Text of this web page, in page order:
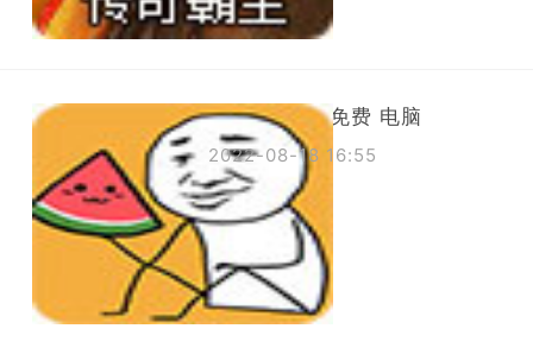
国外网 加速 免费 电脑
2022-08-18 16:55